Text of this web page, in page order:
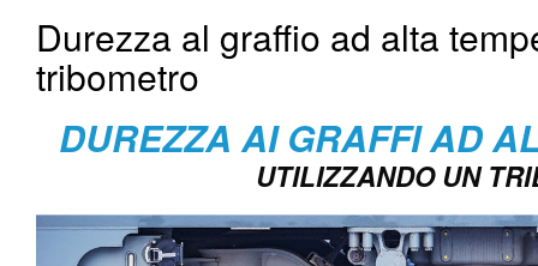
Durezza al graffio ad alta
tribometro
DUREZZA AI GRAFFI AD
UTILIZZANDO UN